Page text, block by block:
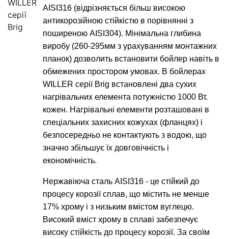
AISI316 (відрізняється більш високою
антикорозійною стійкістю в порівнянні з
поширеною AISI304). Мінімальна глибина
виробу (260-295мм з урахуванням монтажних
планок) дозволить встановити бойлер навіть в
обмежених простором умовах. В бойлерах
WILLER серії Brig встановлені два сухих
нагрівальних елемента потужністю 1000 Вт.
кожен. Нагрівальні елементи розташовані в
спеціальних захисних кожухах (фланцях) і
безпосередньо не контактують з водою, що
значно збільшує їх довговічність і
економічність.
Нержавіюча сталь AISI316 - це стійкий до
процесу корозії сплав, що містить не менше
17% хрому і з низьким вмістом вуглецю.
Високий вміст хрому в сплаві забезпечує
високу стійкість до процесу корозії. За своїм